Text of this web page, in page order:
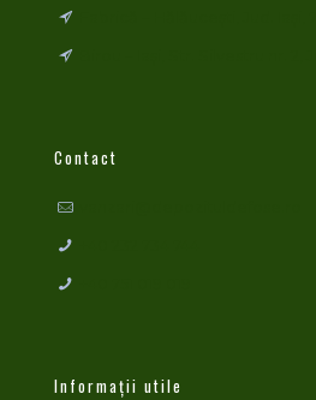
Contact
Informații utile